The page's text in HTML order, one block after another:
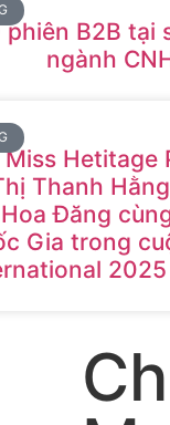
B2B tại
ngành
Hetitage
Thanh
Đăng
Gia trong